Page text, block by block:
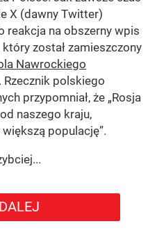
X (dawny Twitter)
reakcja na obszerny wpis
został zamieszczony
Nawrockiego
Rzecznik polskiego
przypomniał, że „Rosja
naszego kraju,
populację”.